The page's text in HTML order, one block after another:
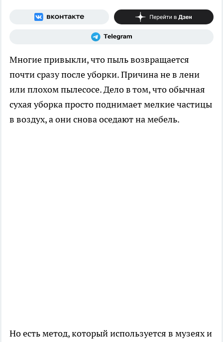
Многие привыкли, что пыль возвращается
почти сразу после уборки. Причина не в лени
или плохом пылесосе. Дело в том, что обычная
сухая уборка просто поднимает мелкие частицы
в воздух, а они снова оседают на мебель.
Но есть метод, который используется в музеях и